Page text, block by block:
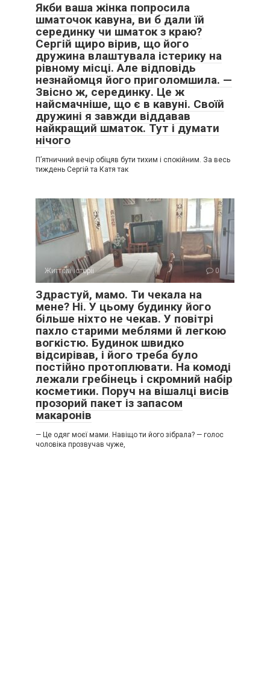
Якби ваша жінка попросила
шматочок кавуна, ви б дали їй
серединку чи шматок з краю?
Сергій щиро вірив, що його
дружина влаштувала істерику на
рівному місці. Але відповідь
незнайомця його приголомшила. —
Звісно ж, серединку. Це ж
найсмачніше, що є в кавуні. Своїй
дружині я завжди віддавав
найкращий шматок. Тут і думати
нічого
П’ятничний вечір обіцяв бути тихим і спокійним. За весь
тиждень Сергій та Катя так
Життєві історії 0
Здрастуй, мамо. Ти чекала на
мене? Ні. У цьому будинку його
більше ніхто не чекав. У повітрі
пахло старими меблями й легкою
вогкістю. Будинок швидко
відсирівав, і його треба було
постійно протоплювати. На комоді
лежали гребінець і скромний набір
косметики. Поруч на вішалці висів
прозорий пакет із запасом
макаронів
— Це одяг моєї мами. Навіщо ти його зібрала? — голос
чоловіка прозвучав чуже,